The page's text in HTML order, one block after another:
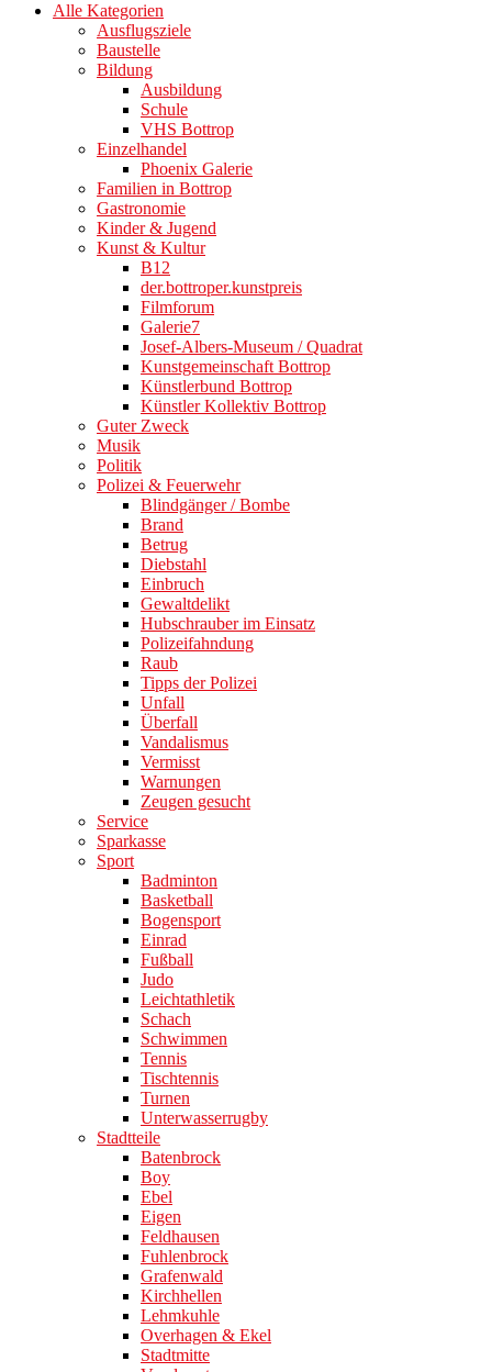
Alle Kategorien
Ausflugsziele
Baustelle
Bildung
Ausbildung
Schule
VHS Bottrop
Einzelhandel
Phoenix Galerie
Familien in Bottrop
Gastronomie
Kinder & Jugend
Kunst & Kultur
B12
der.bottroper.kunstpreis
Filmforum
Galerie7
Josef-Albers-Museum / Quadrat
Kunstgemeinschaft Bottrop
Künstlerbund Bottrop
Künstler Kollektiv Bottrop
Guter Zweck
Musik
Politik
Polizei & Feuerwehr
Blindgänger / Bombe
Brand
Betrug
Diebstahl
Einbruch
Gewaltdelikt
Hubschrauber im Einsatz
Polizeifahndung
Raub
Tipps der Polizei
Unfall
Überfall
Vandalismus
Vermisst
Warnungen
Zeugen gesucht
Service
Sparkasse
Sport
Badminton
Basketball
Bogensport
Einrad
Fußball
Judo
Leichtathletik
Schach
Schwimmen
Tennis
Tischtennis
Turnen
Unterwasserrugby
Stadtteile
Batenbrock
Boy
Ebel
Eigen
Feldhausen
Fuhlenbrock
Grafenwald
Kirchhellen
Lehmkuhle
Overhagen & Ekel
Stadtmitte